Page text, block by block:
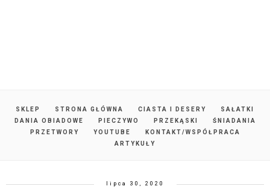
SKLEP STRONA GŁÓWNA CIASTA I DESERY
SAŁATKI
DANIA OBIADOWE
PIECZYWO PRZEKĄSKI
ŚNIADANIA
PRZETWORY
YOUTUBE
KONTAKT/WSPÓŁPRACA
ARTYKUŁY
lipca 30, 2020